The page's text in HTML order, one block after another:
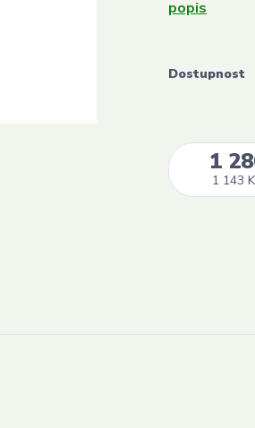
popis
Dostupnost
1
1 143